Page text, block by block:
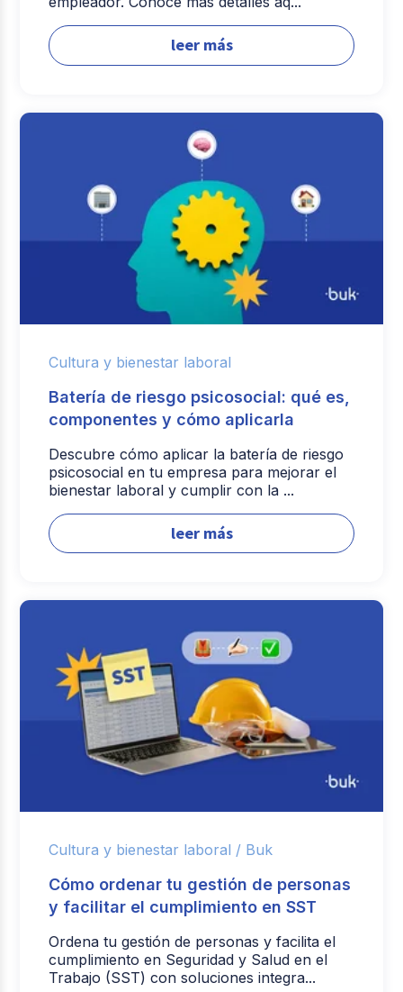
leer más
Cultura y bienestar laboral
Batería de riesgo psicosocial: qué es,
componentes y cómo aplicarla
Descubre cómo aplicar la batería de riesgo
psicosocial en tu empresa para mejorar el
bienestar laboral y cumplir con la ...
leer más
Cultura y bienestar laboral / Buk
Cómo ordenar tu gestión de personas
y facilitar el cumplimiento en SST
Ordena tu gestión de personas y facilita el
cumplimiento en Seguridad y Salud en el
Trabajo (SST) con soluciones integra...